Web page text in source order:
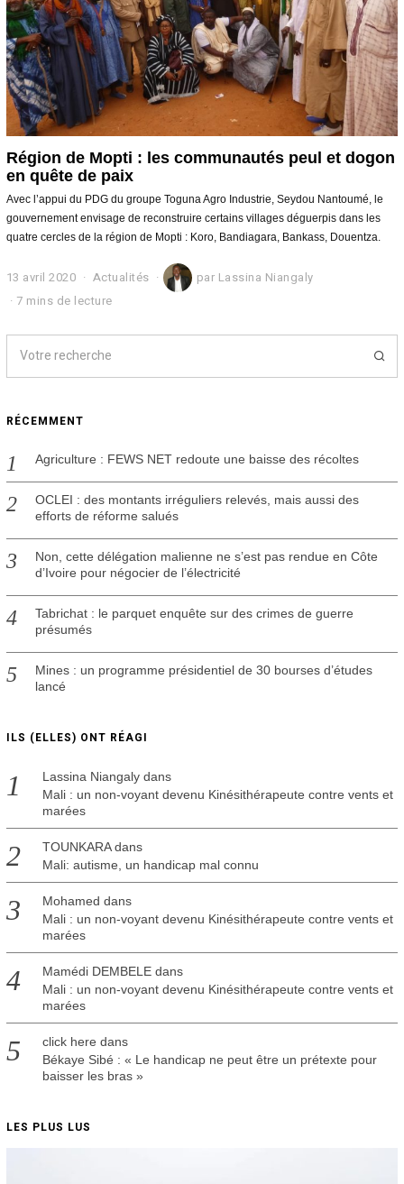
Région de Mopti : les communautés peul et dogon
en quête de paix
Avec l’appui du PDG du groupe Toguna Agro Industrie, Seydou Nantoumé, le
gouvernement envisage de reconstruire certains villages déguerpis dans les
quatre cercles de la région de Mopti : Koro, Bandiagara, Bankass, Douentza.
13 avril 2020
a
i
l
2
Actualités par Lassina Niangaly
7 mins de lecture
RÉCEMMENT
Agriculture : FEWS NET redoute une baisse des récoltes
OCLEI : des montants irréguliers relevés, mais aussi des
efforts de réforme salués
Non, cette délégation malienne ne s’est pas rendue en Côte
d’Ivoire pour négocier de l’électricité
Tabrichat : le parquet enquête sur des crimes de guerre
présumés
Mines : un programme présidentiel de 30 bourses d’études
lancé
ILS (ELLES) ONT RÉAGI
Lassina Niangalydans
Mali : un non-voyant devenu Kinésithérapeute contre vents et
marées
TOUNKARAdans
Mali: autisme, un handicap mal connu
Mohamed dans
Mali : un non-voyant devenu Kinésithérapeute contre vents et
marées
Mamédi DEMBELEdans
Mali : un non-voyant devenu Kinésithérapeute contre vents et
marées
click here dans
Békaye Sibé : « Le handicap ne peut être un prétexte pour
baisser les bras »
LES PLUS LUS